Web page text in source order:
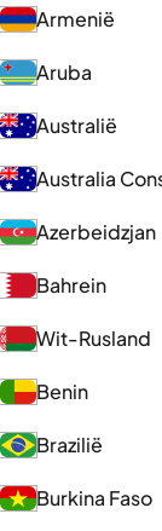
Armenië
Aruba
Australië
Australia
Azerbeidzjan
Bahrein
Wit-Rusland
Benin
Brazilië
Burkina Faso